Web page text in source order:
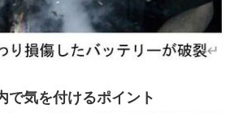
で気を付けるポイント